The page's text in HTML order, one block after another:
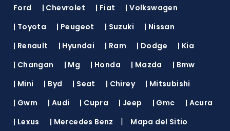
Ford
| Chevrolet | Fiat |Volkswagen
| Toyota | Peugeot | Suzuki | Nissan
| Renault | Hyundai | Ram | Dodge | Kia
| Changan | Mg | Honda | Mazda | Bmw
| Mini | Byd | Seat | Chirey | Mitsubishi
| Gwm | Audi | Cupra | Jeep | Gmc | Acura
| Lexus | Mercedes Benz | Mapa del Sitio